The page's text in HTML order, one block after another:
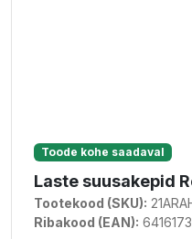
Toode kohe saadaval
Laste suusakepid
Tootekood (SKU):
Ribakood (EAN):